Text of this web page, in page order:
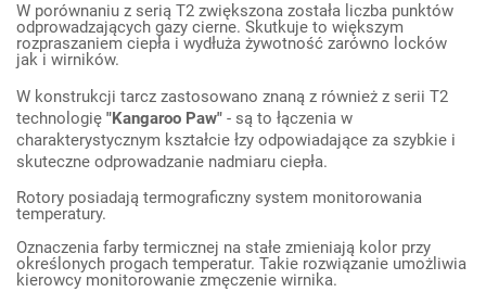
W porównaniu z serią T2 zwiększona została liczba punktów
odprowadzających gazy cierne. Skutkuje to większym
rozpraszaniem ciepła i wydłuża żywotność zarówno locków
jak i wirników.
W konstrukcji tarcz zastosowano znaną z również z serii T2
technologię "Kangaroo Paw" - są to łączenia w
charakterystycznym kształcie łzy odpowiadające za szybkie i
skuteczne odprowadzanie nadmiaru ciepła.
Rotory posiadają termograficzny system monitorowania
temperatury.
Oznaczenia farby termicznej na stałe zmieniają kolor przy
określonych progach temperatur. Takie rozwiązanie umożliwia
kierowcy monitorowanie zmęczenie wirnika.